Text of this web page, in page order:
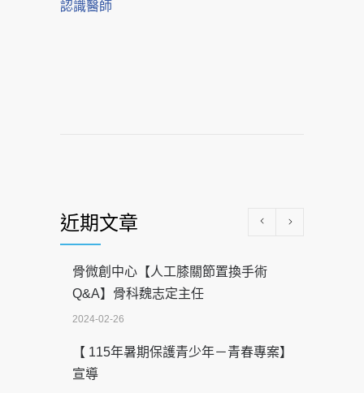
認識醫師
近期文章
骨微創中心【人工膝關節置換手術
Q&A】骨科魏志定主任
2024-02-26
【 115年暑期保護青少年－青春專案】
宣導